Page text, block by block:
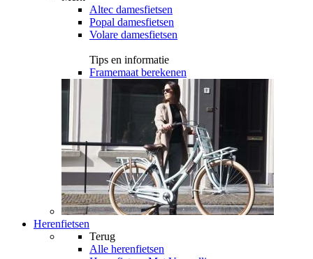
Altec damesfietsen
Popal damesfietsen
Volare damesfietsen
Tips en informatie
Framemaat berekenen
Herenfietsen
Terug
Alle herenfietsen